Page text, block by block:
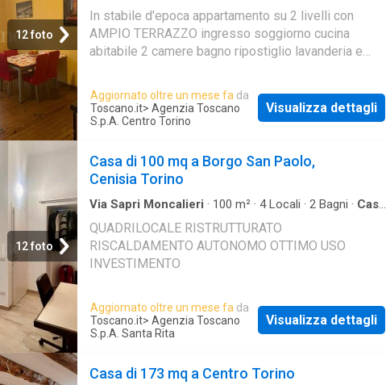
12 foto
In stabile d'epoca appartamento su 2 livelli con
AMPIO TERRAZZO ingresso soggiorno cucina
abitabile 2 camere bagno ripostiglio lavanderia e
Aggiornato oltre un mese fa da
Toscano.it> Agenzia Toscano
S.p.A. Centro Torino
Visualizza dettagli
12 foto
Casa di 100 mq a Borgo San Paolo,
Cenisia Torino
Via Sapri Moncalieri · 100 m² · 4Locali · 2 Bagni · Casa
QUADRILOCALE RISTRUTTURATO
RISCALDAMENTO AUTONOMO OTTIMO USO
INVESTIMENTO
Aggiornato oltre un mese fa da
Toscano.it> Agenzia Toscano
S.p.A. Santa Rita
Visualizza dettagli
Casa di 173 mq a Centro Torino